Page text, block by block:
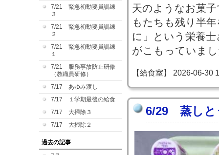
7/21 緊急初動要員訓練
３
7/21 緊急初動要員訓練
２
7/21 緊急初動要員訓練
１
7/21 服務事故防止研修
（教職員研修）
7/17 あゆみ渡し
7/17 １学期最後の給食
7/17 大掃除３
7/17 大掃除２
過去の記事
天のようなお菓
もたちも残り半
に」という栄養
がこもっていま
【給食室】 2026-06-30
6/29 蒸しと